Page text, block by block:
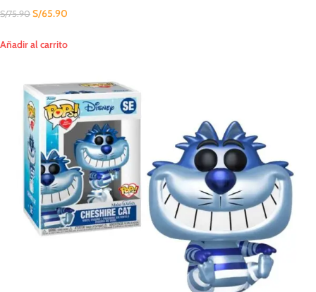
S/75.90 S/65.90
Añadir al carrito